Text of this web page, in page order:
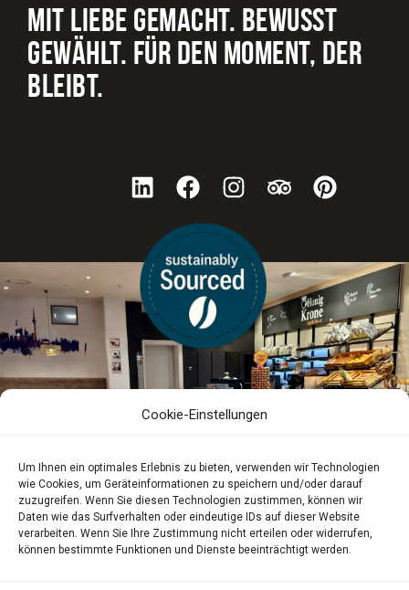
Cookie-Einstellungen
Um Ihnen ein optimales Erlebnis zu bieten, verwenden wir Technologien
wie Cookies, um Geräteinformationen zu speichern und/oder darauf
zuzugreifen. Wenn Sie diesen Technologien zustimmen, können wir
Daten wie das Surfverhalten oder eindeutige IDs auf dieser Website
verarbeiten. Wenn Sie Ihre Zustimmung nicht erteilen oder widerrufen,
können bestimmte Funktionen und Dienste beeinträchtigt werden.
MIT LIEBE GEMACHT. BEWUSST
GEWÄHLT. FÜR DEN MOMENT, DER
BLEIBT.